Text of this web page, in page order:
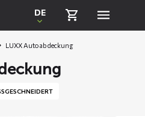
DE
LUXX Autoabdeckung